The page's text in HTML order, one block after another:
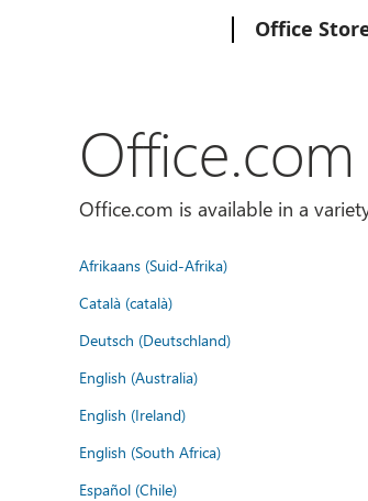
Office
Office.com is available in a
Afrikaans (Suid-Afrika)
Català (català)
Deutsch (Deutschland)
English (Australia)
English (Ireland)
English (South Africa)
Español (Chile)